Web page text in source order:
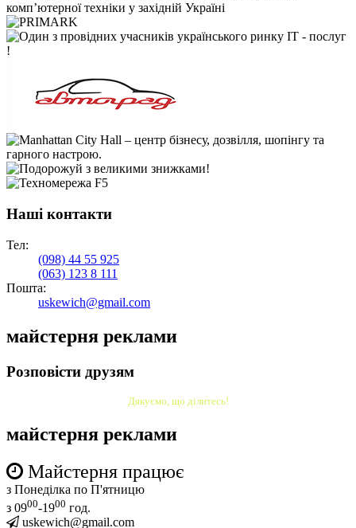
Наші контакти
Тел:
(098) 44 55 925
(063) 123 8 111
Пошта:
uskewich@gmail.com
майстерня реклами
Розповісти друзям
Дякуємо, що ділитесь!
майстерня реклами
Майстерня працює
з Понеділка по П'ятницю
з 0900-1900 год.
uskewich@gmail.com